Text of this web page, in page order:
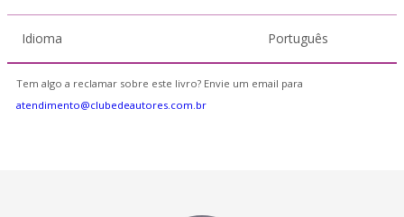
Idioma Português
Tem algo a reclamar sobre este livro? Envie um email para
atendimento@clubedeautores.com.br